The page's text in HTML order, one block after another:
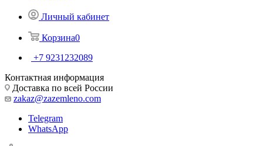
Личный кабинет
Корзина0
+7 9231232089
Контактная информация
Доставка по всей России
zakaz@zazemleno.com
Telegram
WhatsApp